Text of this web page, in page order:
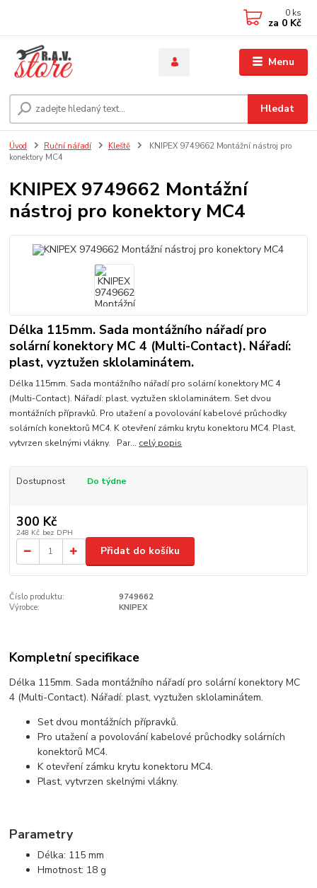
Menu
Hledat
0 ks
za 0 Kč
Úvod Ruční nářadí Kleště
KNIPEX 9749662 Montážní nástroj pro
konektory MC4
KNIPEX 9749662 Montážní
nástroj pro konektory MC4
Délka 115mm. Sada montážního nářadí pro
solární konektory MC 4 (Multi-Contact). Nářadí:
plast, vyztužen sklolaminátem.
Délka 115mm. Sada montážního nářadí pro solární konektory MC 4
(Multi-Contact). Nářadí: plast, vyztužen sklolaminátem. Set dvou
montážních přípravků. Pro utažení a povolování kabelové průchodky
solárních konektorů MC4. K otevření zámku krytu konektoru MC4. Plast,
vytvrzen skelnými vlákny. Par... celý popis
Dostupnost Do týdne
300 Kč
248 Kč bez DPH
Přidat do košíku
Číslo produktu:
9749662
Výrobce:
KNIPEX
Kompletní specifikace
Délka 115mm. Sada montážního nářadí pro solární konektory MC
4 (Multi-Contact). Nářadí: plast, vyztužen sklolaminátem.
Set dvou montážních přípravků.
Pro utažení a povolování kabelové průchodky solárních
konektorů MC4.
K otevření zámku krytu konektoru MC4.
Plast, vytvrzen skelnými vlákny.
Parametry
Délka: 115 mm
Hmotnost: 18 g